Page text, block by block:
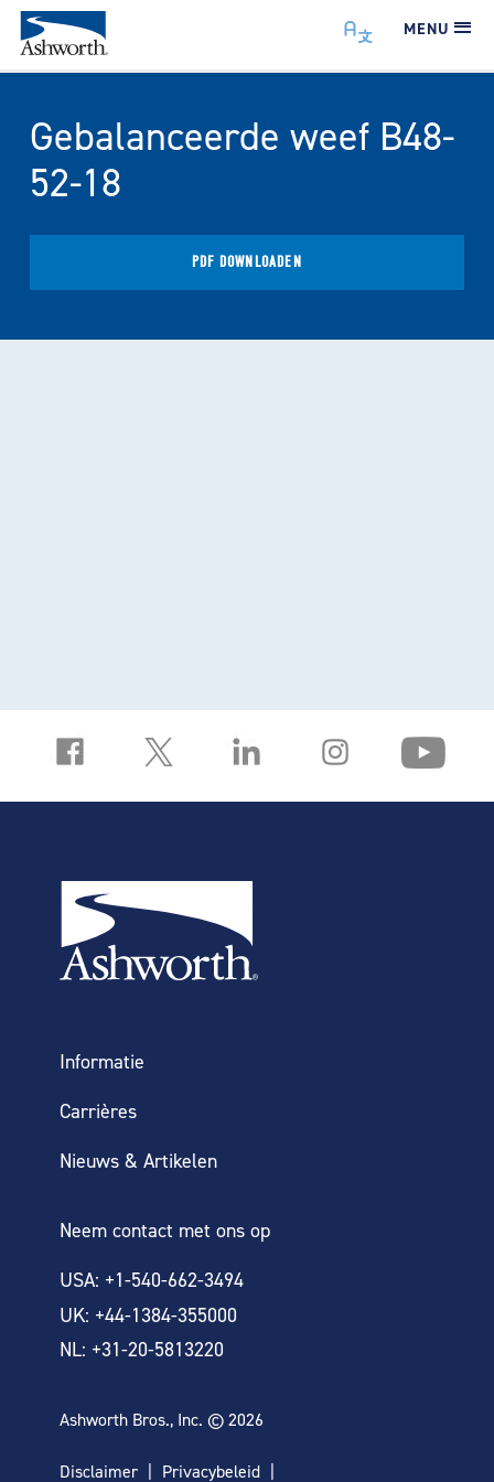
MENU
Gebalanceerde weef B48-
52-18
PDF DOWNLOADEN
Informatie
Carrières
Nieuws & Artikelen
Neem contact met ons op
USA: +1-540-662-3494
UK: +44-1384-355000
NL: +31-20-5813220
Ashworth Bros., Inc. © 2026
Disclaimer Privacybeleid